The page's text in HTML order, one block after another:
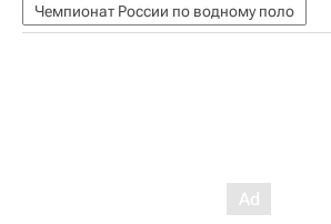
Чемпионат России по водному поло